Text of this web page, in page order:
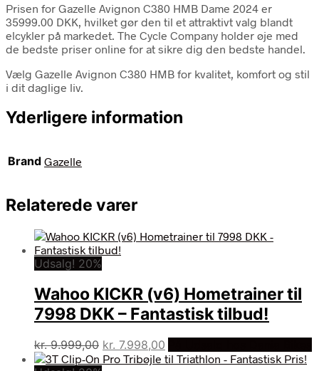
Prisen for Gazelle Avignon C380 HMB Dame 2024 er
35999.00 DKK, hvilket gør den til et attraktivt valg blandt
elcykler på markedet. The Cycle Company holder øje med
de bedste priser online for at sikre dig den bedste handel.
Vælg Gazelle Avignon C380 HMB for kvalitet, komfort og stil
i dit daglige liv.
Yderligere information
Brand Gazelle
Relaterede varer
Udsalg! 20%
Wahoo KICKR (v6) Hometrainer til
7998 DKK – Fantastisk tilbud!
kr.9.999,00 Den
oprindelige
kr. 7.998,00
aktuelle